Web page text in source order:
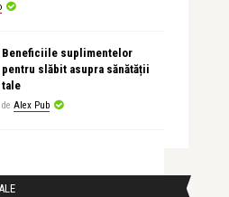
Beneficiile suplimentelor
pentru slăbit asupra sănătății
tale
de Alex Pub